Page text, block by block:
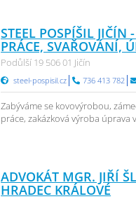
STEEL POSPÍŠIL JIČÍN
PRÁCE, SVAŘOVÁNÍ,
Podůlší 19 506 01 Jičín
steel-pospisil.cz 736 413 782
Zabýváme se kovovýrobou,
práce, zakázková výroba úprava
ADVOKÁT MGR. JIŘÍ
HRADEC KRÁLOVÉ